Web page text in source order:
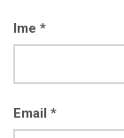
Ime *
Email *